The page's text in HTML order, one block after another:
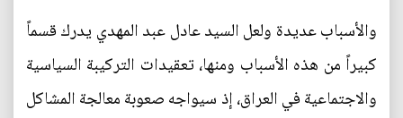
والأسباب عديدة ولعل السيد عادل عبد المهدي يدرك قسماً
كبيراً من هذه الأسباب ومنها، تعقيدات التركيبة السياسية
والاجتماعية في العراق، إذ سيواجه صعوبة معالجة المشاكل